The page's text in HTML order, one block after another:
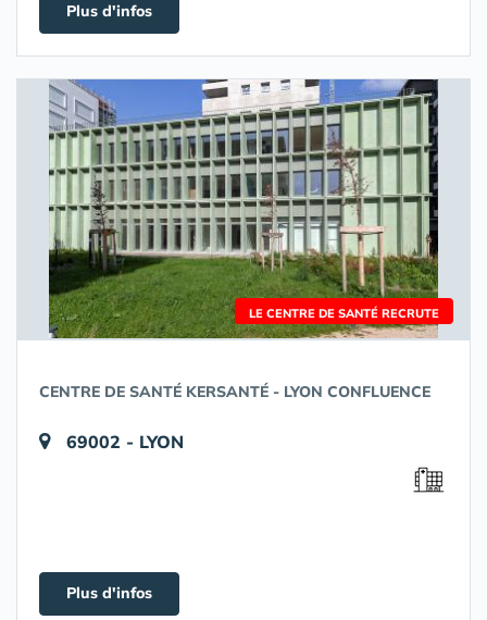
Plus d'infos
LE CENTRE DE SANTÉ RECRUTE
CENTRE DE SANTÉ KERSANTÉ - LYON CONFLUENCE
69002 - LYON
Plus d'infos